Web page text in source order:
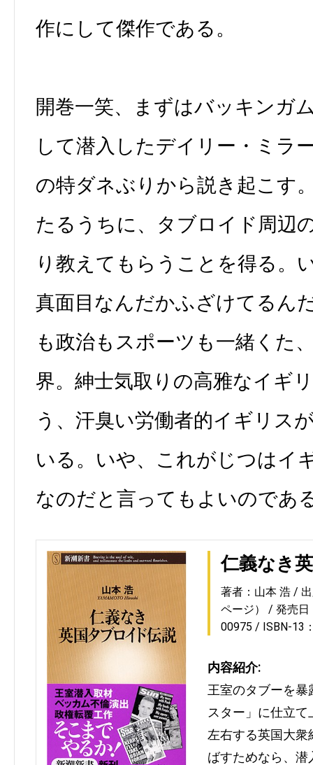
作にして傑作である。
開巻一笑、まずはバッキンガ
して潜入したデイリー・ミラ
の特ダネぶりから説き起こす
たるうちに、タブロイド周辺
り教えてもらうことを得る。
真面目なんだかふざけてるん
も政治もスポーツも一緒くた
界。紳士気取りの高雅なイギ
う、汗臭い労働者的イギリス
いる。いや、これがじつはイ
なのだと言ってもよいのであ
仁義なき
著者：山本 浩
ページ）
発売日
00975
ISBN-13
内容紹介:
王室のタブーを
スター」に仕立
左右する英国大
ばすためなら、